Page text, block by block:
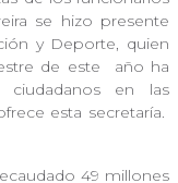
se hizo presente
y Deporte, quien
de este
año ha
en las
esta secretaría.
49 millones